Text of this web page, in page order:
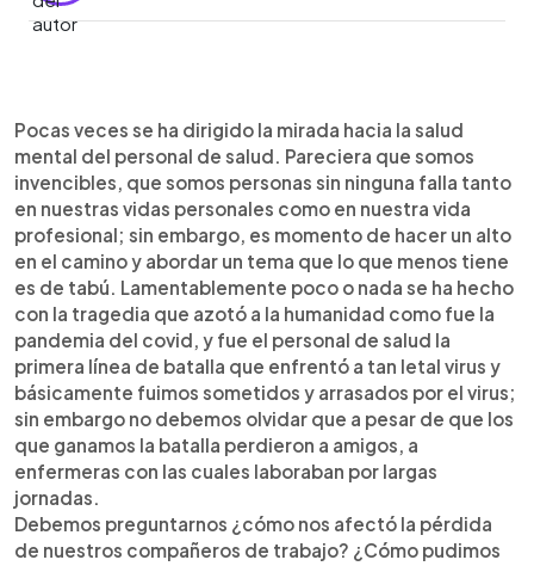
Escuchar artículo
Pocas veces se ha dirigido la mirada hacia la salud
mental del personal de salud. Pareciera que somos
invencibles, que somos personas sin ninguna falla tanto
en nuestras vidas personales como en nuestra vida
profesional; sin embargo, es momento de hacer un alto
en el camino y abordar un tema que lo que menos tiene
es de tabú. Lamentablemente poco o nada se ha hecho
con la tragedia que azotó a la humanidad como fue la
pandemia del covid, y fue el personal de salud la
primera línea de batalla que enfrentó a tan letal virus y
básicamente fuimos sometidos y arrasados por el virus;
sin embargo no debemos olvidar que a pesar de que los
que ganamos la batalla perdieron a amigos, a
enfermeras con las cuales laboraban por largas
jornadas.
Debemos preguntarnos ¿cómo nos afectó la pérdida
de nuestros compañeros de trabajo? ¿Cómo pudimos